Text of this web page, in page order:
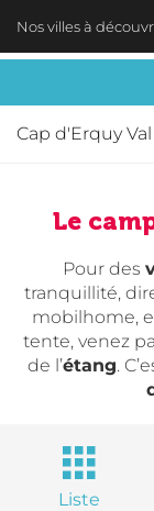
Nos villes à
Cap d'Erquy
Le
Pour des
tranquillité,
mobilhome,
tente, venez
de l’étang.
Liste